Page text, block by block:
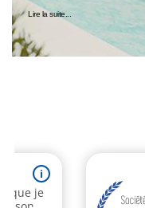
Lire la suite...